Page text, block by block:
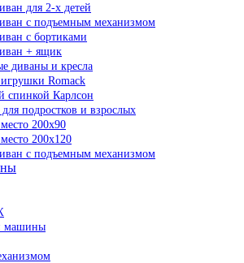
для 2-х детей
с подъемным механизмом
с бортиками
+ ящик
диваны и кресла
Romack
спинкой Карлсон
подростков и взрослых
200х90
200х120
с подъемным механизмом
машины